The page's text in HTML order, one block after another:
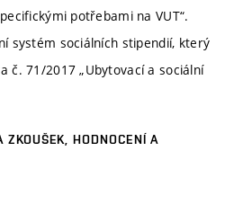
potřebami na VUT“.
systém sociálních stipendií, který
č. 71/2017 „Ubytovací a sociální
ZKOUŠEK, HODNOCENÍ A